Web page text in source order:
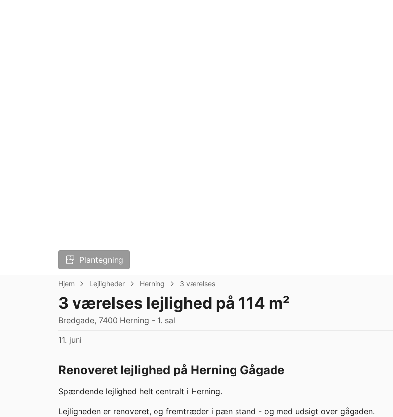
Plantegning
Hjem Lejligheder Herning 3 værelses
3 værelses lejlighed på 114 m²
Bredgade, 7400 Herning - 1. sal
11. juni
Renoveret lejlighed på Herning Gågade
Spændende lejlighed helt centralt i Herning.
Lejligheden er renoveret, og fremtræder i pæn stand - og med udsigt over gågaden.